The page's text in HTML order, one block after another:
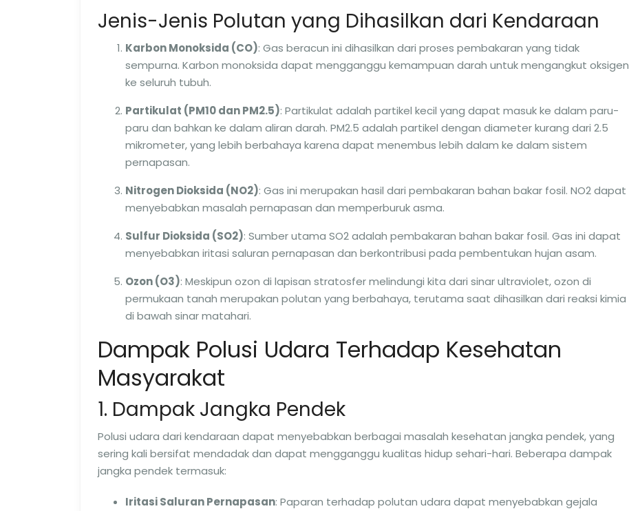
Jenis-Jenis Polutan yang Dihasilkan dari Kendaraan
Karbon Monoksida (CO): Gas beracun ini dihasilkan dari proses pembakaran yang tidak
sempurna. Karbon monoksida dapat mengganggu kemampuan darah untuk mengangkut oksigen
ke seluruh tubuh.
Partikulat (PM10 dan PM2.5): Partikulat adalah partikel kecil yang dapat masuk ke dalam paru-
paru dan bahkan ke dalam aliran darah. PM2.5 adalah partikel dengan diameter kurang dari 2.5
mikrometer, yang lebih berbahaya karena dapat menembus lebih dalam ke dalam sistem
pernapasan.
Nitrogen Dioksida (NO2): Gas ini merupakan hasil dari pembakaran bahan bakar fosil. NO2 dapat
menyebabkan masalah pernapasan dan memperburuk asma.
Sulfur Dioksida (SO2): Sumber utama SO2 adalah pembakaran bahan bakar fosil. Gas ini dapat
menyebabkan iritasi saluran pernapasan dan berkontribusi pada pembentukan hujan asam.
Ozon (O3): Meskipun ozon di lapisan stratosfer melindungi kita dari sinar ultraviolet, ozon di
permukaan tanah merupakan polutan yang berbahaya, terutama saat dihasilkan dari reaksi kimia
di bawah sinar matahari.
Dampak Polusi Udara Terhadap Kesehatan
Masyarakat
1. Dampak Jangka Pendek
Polusi udara dari kendaraan dapat menyebabkan berbagai masalah kesehatan jangka pendek, yang
sering kali bersifat mendadak dan dapat mengganggu kualitas hidup sehari-hari. Beberapa dampak
jangka pendek termasuk:
Iritasi Saluran Pernapasan: Paparan terhadap polutan udara dapat menyebabkan gejala